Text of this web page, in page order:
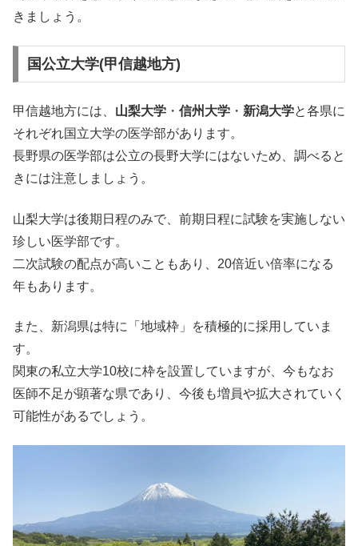
きましょう。
国公立大学(甲信越地方)
甲信越地方には、 山梨大学 ・ 信州大学 ・ 新潟大学と各県に
それぞれ国立大学の医学部があります。
長野県の医学部は公立の長野大学にはないため、調べると
きには注意しましょう。
山梨大学は後期日程のみで、前期日程に試験を実施しない
珍しい医学部です。
二次試験の配点が高いこともあり、20倍近い倍率になる
年もあります。
また、新潟県は特に「地域枠」を積極的に採用していま
す。
関東の私立大学10校に枠を設置していますが、今もなお
医師不足が顕著な県であり、今後も増員や拡大されていく
可能性があるでしょう。